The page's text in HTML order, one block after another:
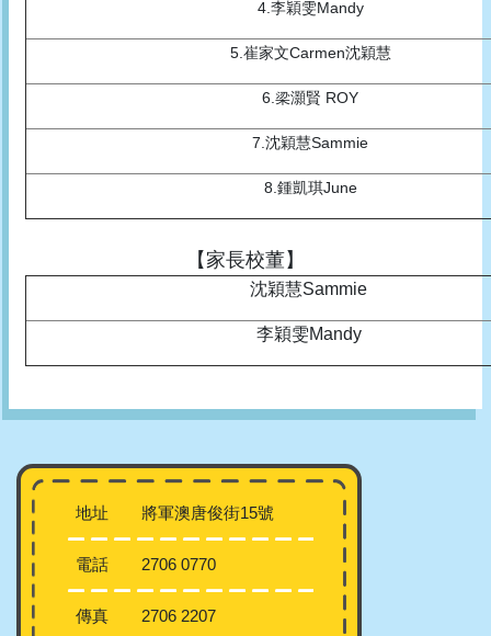
4.李穎雯Mandy
5.崔家文Carmen沈穎慧
6.梁灝賢 ROY
7.沈穎慧Sammie
8.鍾凱琪June
【家長校董】
沈穎慧Sammie
李穎雯Mandy
地址 將軍澳唐俊街15號
電話 2706 0770
傳真 2706 2207